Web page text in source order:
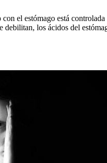
el estómago está controlada
debilitan, los ácidos del